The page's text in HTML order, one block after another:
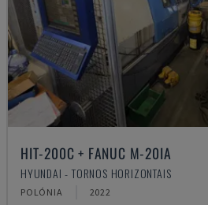
HIT-200C + FANUC M-20IA
HYUNDAI - TORNOS HORIZONTAIS
POLÓNIA 2022